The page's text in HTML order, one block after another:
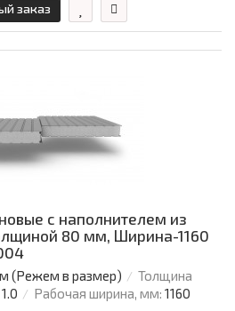
заказ
с наполнителем из
80 мм, Ширина-1160
(Режем в размер)
Толщина
Рабочая ширина, мм: 1160